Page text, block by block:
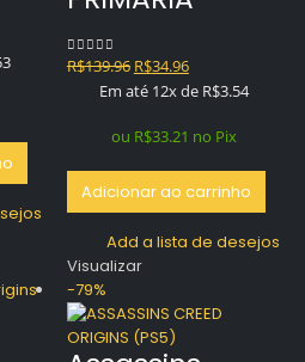
0out of 5
R$139.96 O
preço
era:
R$34.96O
preço
é:
Em até 12x de R$3.54
ou R$33.21 no Pix
Adicionar ao carrinho
Add a lista de desejos
Visualizar
-79%